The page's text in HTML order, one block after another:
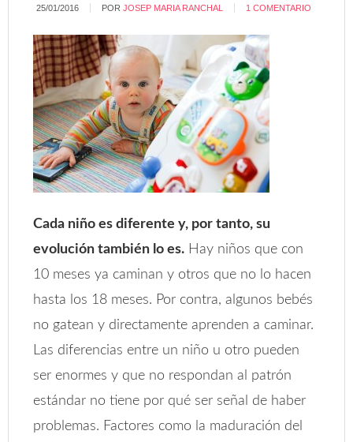
25/01/2016 PORJOSEP MARIA RANCHAL 1 COMENTARIO
Cada niño es diferente y, por tanto, su
evolución también lo es. Hay niños que con
10 meses ya caminan y otros que no lo hacen
hasta los 18 meses. Por contra, algunos bebés
no gatean y directamente aprenden a caminar.
Las diferencias entre un niño u otro pueden
ser enormes y que no respondan al patrón
estándar no tiene por qué ser señal de haber
problemas. Factores como la maduración del